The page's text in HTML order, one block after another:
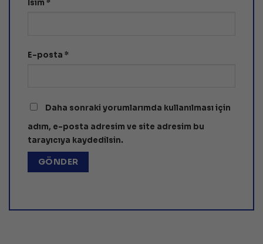
İsim *
E-posta *
Daha sonraki yorumlarımda kullanılması için
adım, e-posta adresim ve site adresim bu
tarayıcıya kaydedilsin.